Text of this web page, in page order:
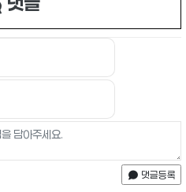
댓글등록